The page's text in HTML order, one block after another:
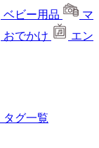
ベビー用品
マ
おでかけ
エン
タグ一覧